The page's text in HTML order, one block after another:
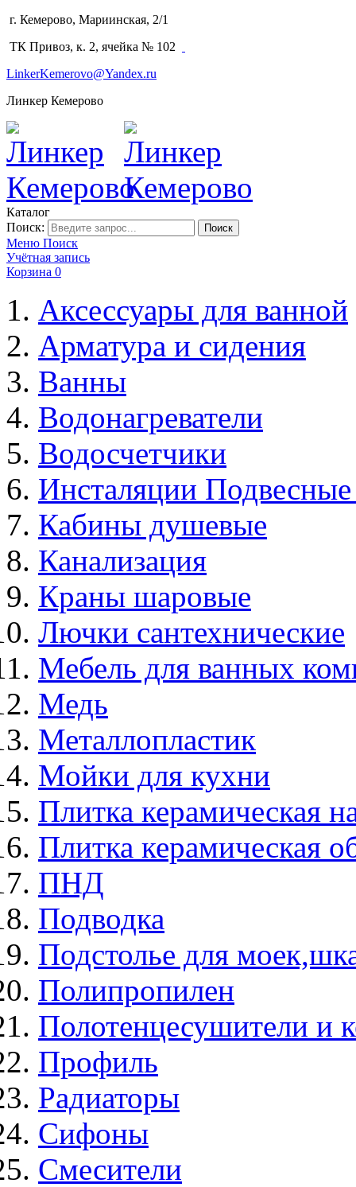
г. Кемерово, Мариинская, 2/1
ТК Привоз, к. 2, ячейка № 102
LinkerKemerovo@Yandex.ru
Линкер Кемерово
Каталог
Поиск:
Поиск
Меню Поиск
Учётная запись
Корзина 0
Аксессуары для ванной
Арматура и сидения
Ванны
Водонагреватели
Водосчетчики
Инсталяции
Кабины душевые
Канализация
Краны шаровые
Лючки сантехнические
Мебель для ванных
Медь
Металлопластик
Мойки для кухни
Плитка керамическая
Плитка керамическая
ПНД
Подводка
Подстолье для
Полипропилен
Полотенцесушители и
Профиль
Радиаторы
Сифоны
Смесители